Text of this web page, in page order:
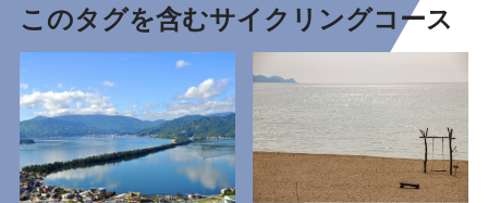
このタグを含むサイクリングコース